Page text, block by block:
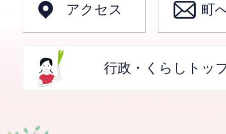
アクセス 町
行政・くらしトッ